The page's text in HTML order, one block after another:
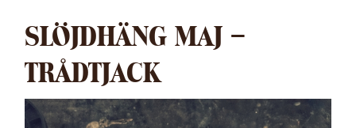
SLÖJDHÄNG MAJ –
TRÅDTJACK